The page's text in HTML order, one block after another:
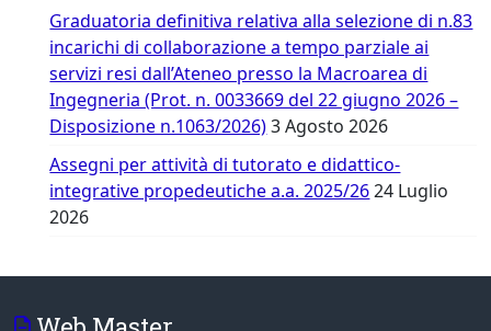
Graduatoria definitiva relativa alla selezione di n.83
incarichi di collaborazione a tempo parziale ai
servizi resi dall’Ateneo presso la Macroarea di
Ingegneria (Prot. n. 0033669 del 22 giugno 2026 –
Disposizione n.1063/2026) 3 Agosto 2026
Assegni per attività di tutorato e didattico-
integrative propedeutiche a.a. 2025/26 24 Luglio
2026